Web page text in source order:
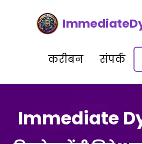
करीबन संपर्क
Immediate